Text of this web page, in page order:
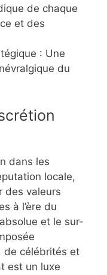
de chaque
et des
: Une
du
dans les
locale,
des valeurs
à l’ère du
et le sur-
de célébrités et
est un luxe